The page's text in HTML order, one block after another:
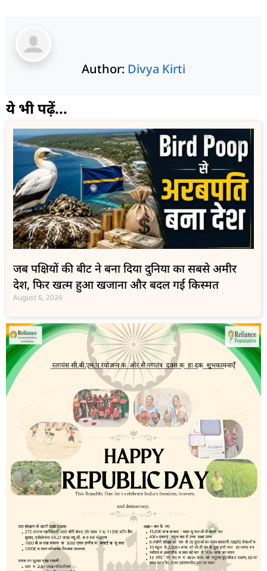
Author: Divya Kirti
ये भी पढ़ें...
जब पक्षियों की बीट ने बना दिया दुनिया का सबसे अमीर
देश, फिर खत्म हुआ खजाना और बदल गई किस्मत
August 6, 2026